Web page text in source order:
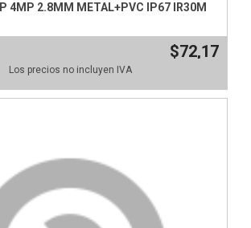
4MP 2.8MM METAL+PVC IP67 IR30M
$72,17
Los precios no incluyen IVA